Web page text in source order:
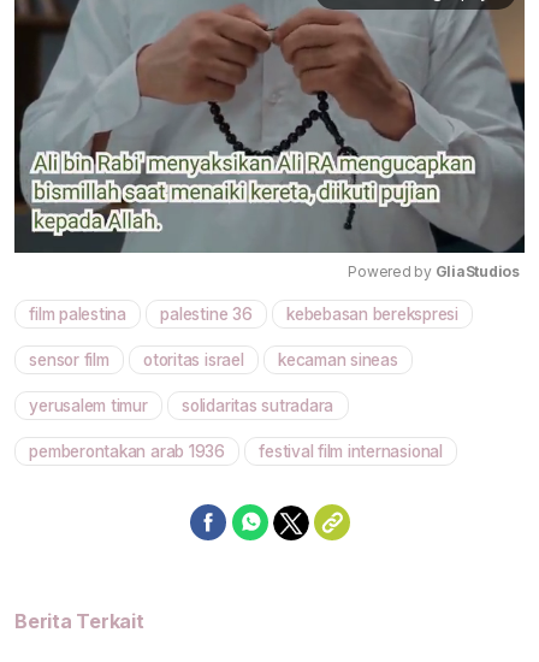
Mute
Powered by GliaStudios
film palestina palestine 36 kebebasan berekspresi
sensor film otoritas israel kecaman sineas
yerusalem timur solidaritas sutradara
pemberontakan arab 1936 festival film internasional
Berita Terkait